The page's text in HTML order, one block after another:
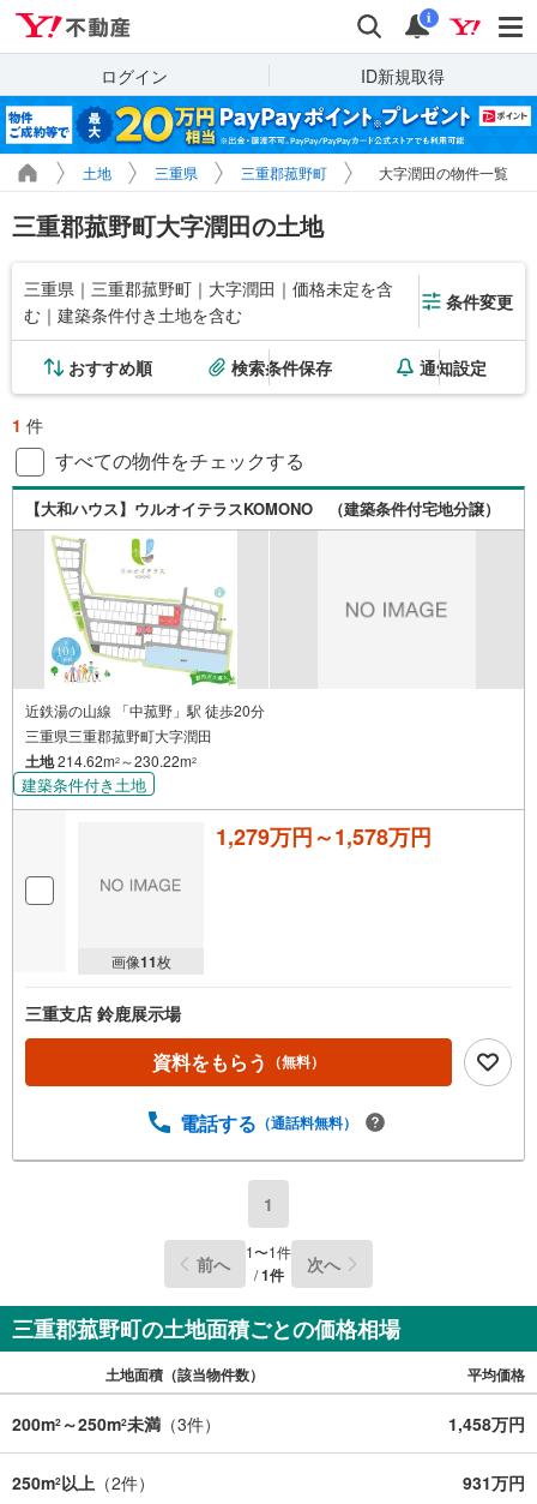
検索 通知
i
ログイン ID新規取得
土地 三重県 三重郡菰野町 大字潤田の物件一覧
三重郡菰野町大字潤田の土地
三重県｜三重郡菰野町｜大字潤田｜価格未定を含
む｜建築条件付き土地を含む
条件変更
おすすめ順 検索条件保存 通知設定
1 件
すべての物件をチェックする
【大和ハウス】ウルオイテラスKOMONO （建築条件付宅地分譲）
近鉄湯の山線 「中菰野」駅 徒歩20分
三重県三重郡菰野町大字潤田
土地214.62m2 ～230.22m2
建築条件付き土地
画像11枚
1,279万円～1,578万円
三重支店 鈴鹿展示場
資料をもらう （無料）
電話する （通話料無料）
1
前へ 1〜1件
/1件 次へ
三重郡菰野町の土地面積ごとの価格相場
土地面積（該当物件数） 平均価格
200m2 ～250m2未満 （3件） 1,458万円
250m2以上 （2件） 931万円